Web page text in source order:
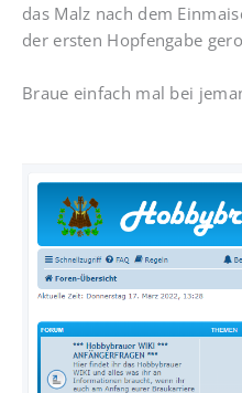
das Malz nach dem
der ersten Hopfengabe
Braue einfach mal bei